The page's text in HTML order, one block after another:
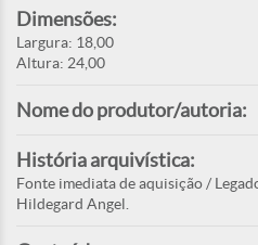
Dimensões:
Largura: 18,00
Altura: 24,00
Nome do produtor/autoria:
História arquivística:
Fonte imediata de aquisição /
Hildegard Angel.